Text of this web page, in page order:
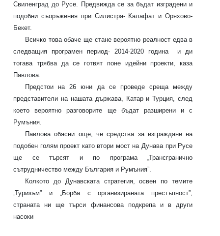
Свиленград до Русе. Предвижда се за бъдат изградени и
подобни съоръжения при Силистра- Калафат и Оряхово-
Бекет.
Всичко това обаче ще стане вероятно реалност едва в
следващия програмен период- 2014-2020 година
и ди
тогава трябва да се готвят поне идейни проекти, каза
Павлова.
Предстои на 26 юни да се проведе среща между
представители на нашата държава, Катар и Турция, след
което вероятно разговорите ще бъдат разширени и с
Румъния.
Павлова обясни още, че средства за изграждане на
подобен голям проект като втори мост на Дунава при Русе
ще се търсят и по програма „Трансгранично
сътрудничество между България и Румъния”.
Колкото до Дунавската стратегия, освен по темите
„Туризъм” и „Борба с организираната престъпност”,
страната ни ще търси финансова подкрепа и в други
насоки